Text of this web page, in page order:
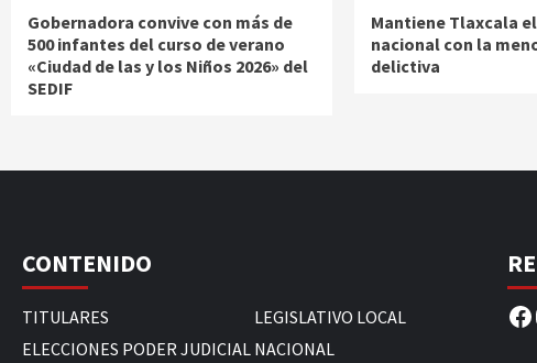
Gobernadora convive con más de
500 infantes del curso de verano
«Ciudad de las y los Niños 2026» del
SEDIF
Mantiene Tlaxcala
nacional con la
delictiva
CONTENIDO
TITULARES
ELECCIONES PODER JUDICIAL
LEGISLATIVO LOCAL
NACIONAL